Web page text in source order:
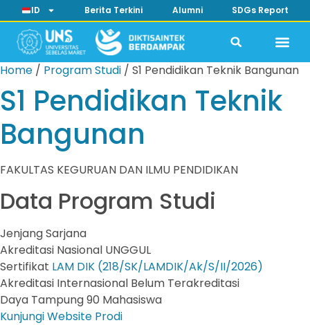
ID Berita Terkini Alumni SDGs Report
Home / Program Studi / S1 Pendidikan Teknik Bangunan
S1 Pendidikan Teknik
Bangunan
FAKULTAS KEGURUAN DAN ILMU PENDIDIKAN
Data Program Studi
JenjangSarjana
Akreditasi Nasional UNGGUL
Sertifikat LAM DIK (218/SK/LAMDIK/Ak/S/II/2026)
Akreditasi Internasional Belum Terakreditasi
Daya Tampung90 Mahasiswa
Kunjungi Website Prodi